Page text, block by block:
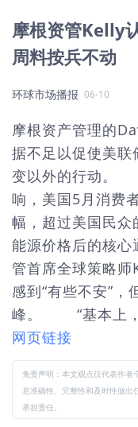
摩根资管Kelly
周料按兵不动
环球市场播报 06-10
摩根资产管理的
据不足以促使美联
变以外的行动。
响，美国5月消费
幅，超过美国民众
能源价格后的核心
管首席全球策略
感到“有些不安”，
峰。 “基本上，
网页链接
免责声明：本文观点仅代表作者
息准确性、完整性和及时性做出
承担责任。